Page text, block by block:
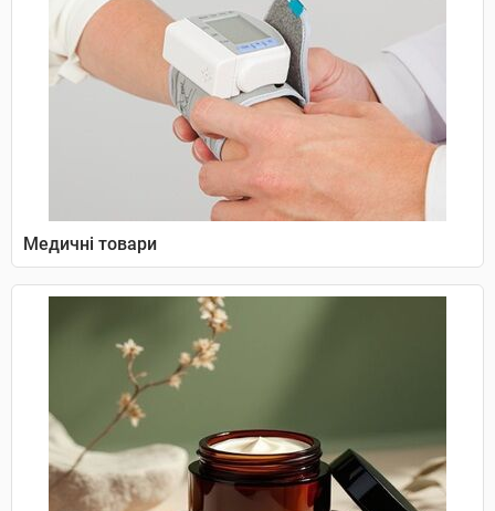
Медичні товари